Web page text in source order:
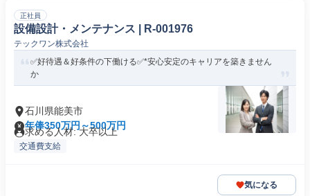
正社員
設備設計・メンテナンス | R-001976
テックワン株式会社
✅好待遇＆好条件の下働ける✅*安心安定のキャリアを築きません
か
石川県能美市
年俸350万円～500万円
求める人材: 大卒以上
交通費支給
気になる